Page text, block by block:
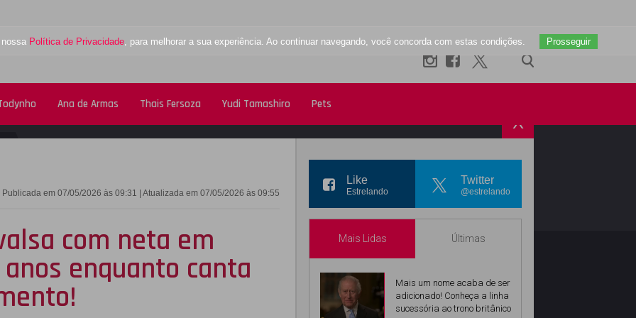
Política de Privacidade, para melhorar a sua experiência. Ao continuar navegando, você concorda com estas condições. Prosseguir
Ana de Armas Thais Fersoza Yudi Tamashiro Pets
X
Publicada em 07/05/2026 às 09:31 | Atualizada em 07/05/2026 às 09:55
com neta em
enquanto canta
Like
Estrelando
Twitter
@estrelando
Mais Lidas Últimas
Mais um nome acaba de ser
adicionado! Conheça a linha
sucessória ao trono britânico
INSTAGRAM